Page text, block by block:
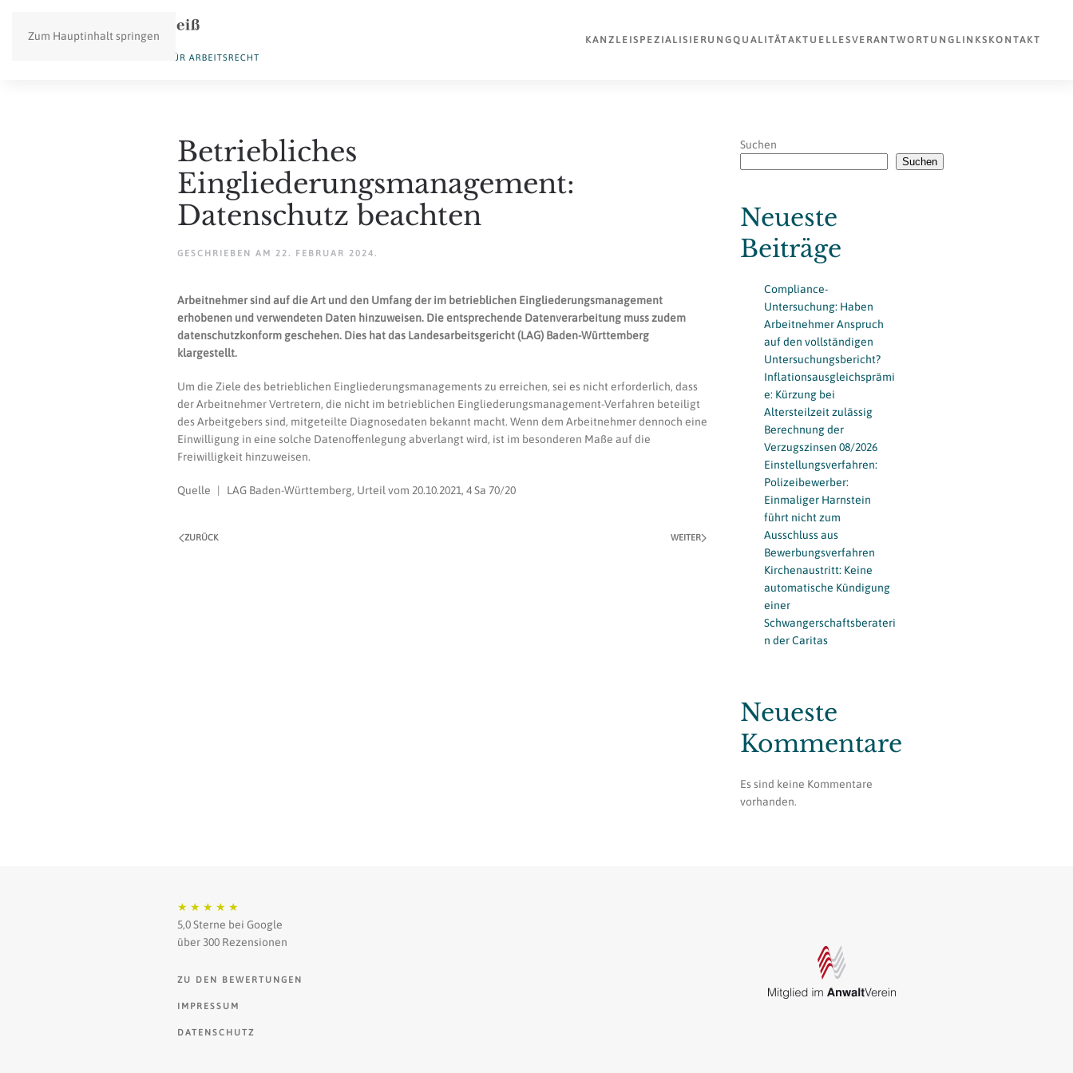
Zum Hauptinhalt springen KANZLEISPEZIALISIERUNGQUALITÄTAKTUELLESVERANTWORTUNG LINKS KONTAKT
Betriebliches
Eingliederungsmanagement:
Datenschutz beachten
GESCHRIEBEN AM 22. FEBRUAR 2024 .
Arbeitnehmer sind auf die Art und den Umfang der im betrieblichen Eingliederungsmanagement
erhobenen und verwendeten Daten hinzuweisen. Die entsprechende Datenverarbeitung muss zudem
datenschutzkonform geschehen. Dies hat das Landesarbeitsgericht (LAG) Baden-Württemberg
klargestellt.
Um die Ziele des betrieblichen Eingliederungsmanagements zu erreichen, sei es nicht erforderlich, dass
der Arbeitnehmer Vertretern, die nicht im betrieblichen Eingliederungsmanagement-Verfahren beteiligt
des Arbeitgebers sind, mitgeteilte Diagnosedaten bekannt macht. Wenn dem Arbeitnehmer dennoch eine
Einwilligung in eine solche Datenoffenlegung abverlangt wird, ist im besonderen Maße auf die
Freiwilligkeit hinzuweisen.
Quelle | LAG Baden-Württemberg, Urteil vom 20.10.2021, 4 Sa 70/20
ZURÜCK WEITER
Suchen
Suchen
Neueste
Beiträge
Compliance-
Untersuchung: Haben
Arbeitnehmer Anspruch
auf den vollständigen
Untersuchungsbericht?
Inflationsausgleichsprämi
e: Kürzung bei
Altersteilzeit zulässig
Berechnung der
Verzugszinsen 08/2026
Einstellungsverfahren:
Polizeibewerber:
Einmaliger Harnstein
führt nicht zum
Ausschluss aus
Bewerbungsverfahren
Kirchenaustritt: Keine
automatische Kündigung
einer
Schwangerschaftsberateri
n der Caritas
Neueste
Kommentare
Es sind keine Kommentare
vorhanden.
★ ★ ★ ★ ★
5,0 Sterne bei Google
über 300 Rezensionen
ZU DEN BEWERTUNGEN
IMPRESSUM
DATENSCHUTZ